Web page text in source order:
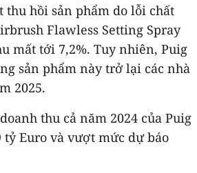
thu hồi sản phẩm do lỗi chất
Flawless Setting Spray
mất tới 7,2%. Tuy nhiên, Puig
sản phẩm này trở lại các nhà
2025.
thu cả năm 2024 của Puig
tỷ Euro và vượt mức dự báo